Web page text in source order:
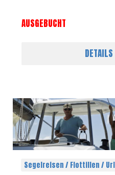
magischen Polarlicht –
geschützten
AUSGEBUCHT
DETAILS
Segelreisen / Flottillen /